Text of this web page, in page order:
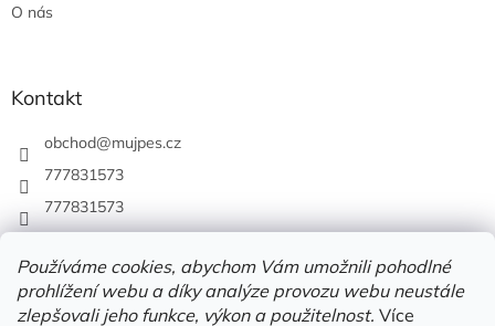
Používáme cookies, abychom Vám umožnili pohodlné
prohlížení webu a díky analýze provozu webu neustále
zlepšovali jeho funkce, výkon a použitelnost. Více
O nás
Kontakt
obchod@mujpes.cz
777831573
777831573